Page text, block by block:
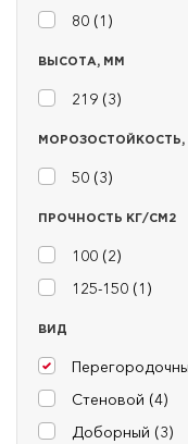
80 (1 )
ВЫСОТА, ММ
219 (3)
МОРОЗОСТОЙКОСТЬ,
50 (3)
ПРОЧНОСТЬ КГ/СМ2
100 (2)
125-150 (1 )
ВИД
Стеновой (4)
Доборный (3)